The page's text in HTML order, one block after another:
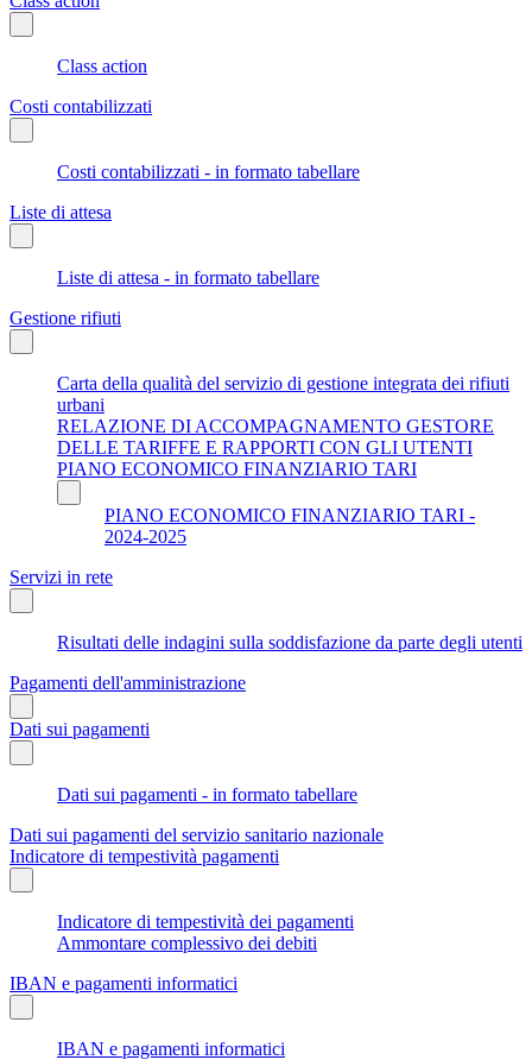
Class action
Costi contabilizzati
Costi contabilizzati - in formato tabellare
Liste di attesa
Liste di attesa - in formato tabellare
Gestione rifiuti
Carta della qualità del servizio di gestione integrata dei rifiuti
urbani
RELAZIONE DI ACCOMPAGNAMENTO GESTORE
DELLE TARIFFE E RAPPORTI CON GLI UTENTI
PIANO ECONOMICO FINANZIARIO TARI
PIANO ECONOMICO FINANZIARIO TARI -
2024-2025
Servizi in rete
Risultati delle indagini sulla soddisfazione da parte degli utenti
Pagamenti dell'amministrazione
Dati sui pagamenti
Dati sui pagamenti - in formato tabellare
Dati sui pagamenti del servizio sanitario nazionale
Indicatore di tempestività pagamenti
Indicatore di tempestività dei pagamenti
Ammontare complessivo dei debiti
IBAN e pagamenti informatici
IBAN e pagamenti informatici